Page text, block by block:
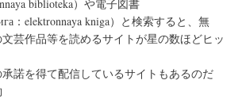
biblioteka）や電子図書
：elektronnaya kniga）と検索すると、無
芸作品等を読めるサイトが星の数ほどヒッ
諾を得て配信しているサイトもあるのだ